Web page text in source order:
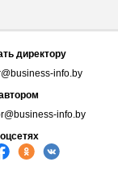
директору
info.by
info.by